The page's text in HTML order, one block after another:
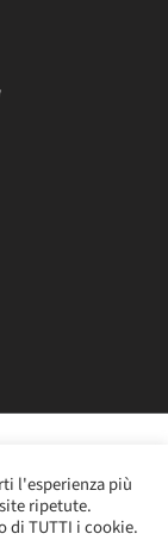
Policy- P.IVA
l'esperienza più
ripetute.
di TUTTI i cookie.